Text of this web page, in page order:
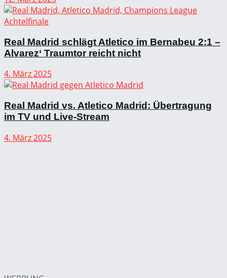
Real Madrid schlägt Atletico im Bernabeu 2:1 –
Alvarez‘ Traumtor reicht nicht
4. März 2025
Real Madrid vs. Atletico Madrid: Übertragung
im TV und Live-Stream
4. März 2025